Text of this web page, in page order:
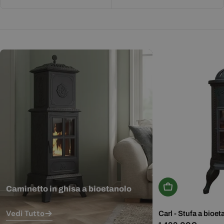
Caminetto in ghisa a bioetanolo
Vedi Tutto
Aggiungi Al
Carl - Stufa a